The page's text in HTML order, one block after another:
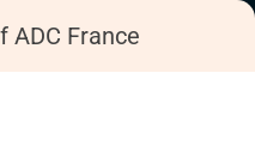
ADC France